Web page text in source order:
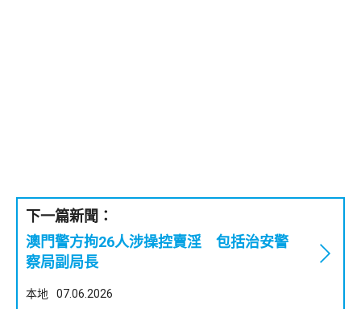
下一篇新聞：
澳門警方拘26人涉操控賣淫 包括治安警
察局副局長
本地 07.06.2026